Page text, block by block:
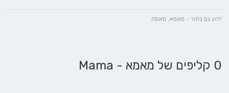
ידוע גם בתור - מאמא, מאמה
0 קליפים של מאמא - Mama